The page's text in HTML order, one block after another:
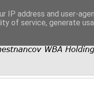
IP address and user-
of service, generate